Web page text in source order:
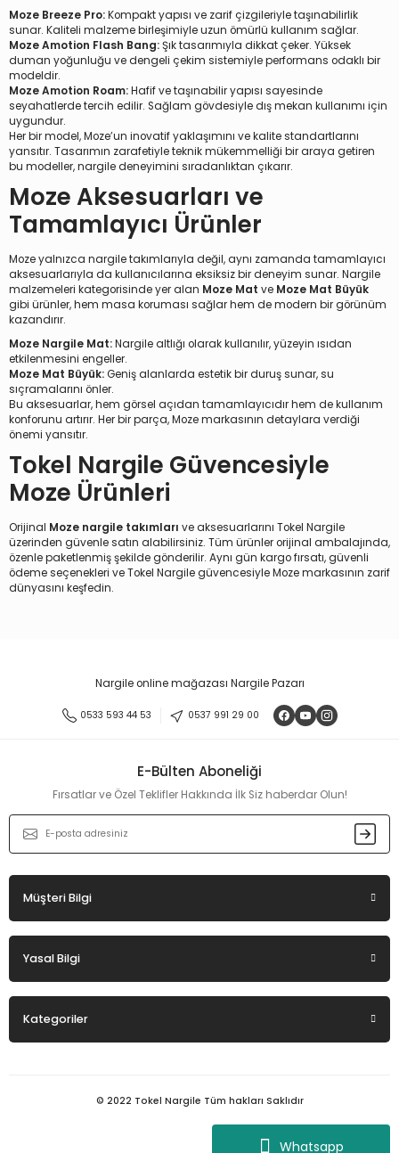
Whatsapp
Moze Breeze Pro:Kompakt yapısı ve zarif çizgileriyle taşınabilirlik
sunar. Kaliteli malzeme birleşimiyle uzun ömürlü kullanım sağlar.
Moze Amotion Flash Bang:Şık tasarımıyla dikkat çeker. Yüksek
duman yoğunluğu ve dengeli çekim sistemiyle performans odaklı bir
modeldir.
Moze Amotion Roam:Hafif ve taşınabilir yapısı sayesinde
seyahatlerde tercih edilir. Sağlam gövdesiyle dış mekan kullanımı için
uygundur.
Her bir model, Moze’un inovatif yaklaşımını ve kalite standartlarını
yansıtır. Tasarımın zarafetiyle teknik mükemmelliği bir araya getiren
bu modeller, nargile deneyimini sıradanlıktan çıkarır.
Moze Aksesuarları ve
Tamamlayıcı Ürünler
Moze yalnızca nargile takımlarıyla değil, aynı zamanda tamamlayıcı
aksesuarlarıyla da kullanıcılarına eksiksiz bir deneyim sunar. Nargile
malzemeleri kategorisinde yer alan Moze Mat ve Moze Mat Büyük
gibi ürünler, hem masa koruması sağlar hem de modern bir görünüm
kazandırır.
Moze Nargile Mat:Nargile altlığı olarak kullanılır, yüzeyin ısıdan
etkilenmesini engeller.
Moze Mat Büyük:Geniş alanlarda estetik bir duruş sunar, su
sıçramalarını önler.
Bu aksesuarlar, hem görsel açıdan tamamlayıcıdır hem de kullanım
konforunu artırır. Her bir parça, Moze markasının detaylara verdiği
önemi yansıtır.
Tokel Nargile Güvencesiyle
Moze Ürünleri
Orijinal Moze nargile takımları ve aksesuarlarını Tokel Nargile
üzerinden güvenle satın alabilirsiniz. Tüm ürünler orijinal ambalajında,
özenle paketlenmiş şekilde gönderilir. Aynı gün kargo fırsatı, güvenli
ödeme seçenekleri ve Tokel Nargile güvencesiyle Moze markasının zarif
dünyasını keşfedin.
Nargile online mağazası Nargile Pazarı
0533 593 44 53 0537 991 29 00
E-Bülten Aboneliği
Fırsatlar ve Özel Teklifler Hakkında İlk Siz haberdar Olun!
Müşteri Bilgi
Yasal Bilgi
Kategoriler
© 2022 Tokel Nargile Tüm hakları Saklıdır